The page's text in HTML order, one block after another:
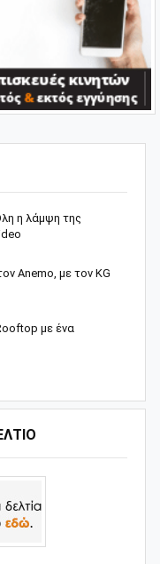
η λάμψη της
Anemo, με τον KG
με ένα